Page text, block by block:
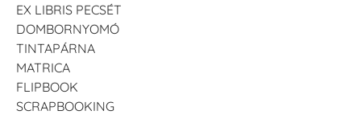
EX LIBRIS PECSÉT
DOMBORNYOMÓ
TINTAPÁRNA
MATRICA
FLIPBOOK
SCRAPBOOKING